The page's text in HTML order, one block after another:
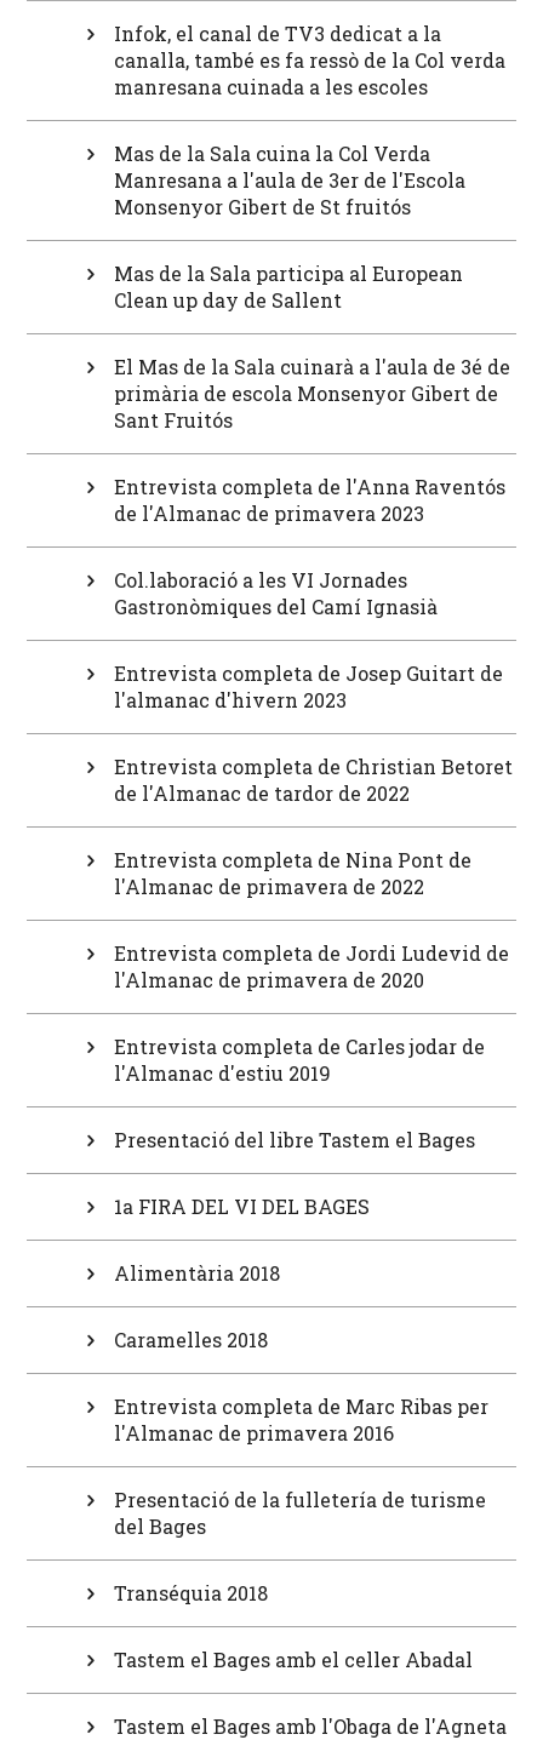
Infok, el canal de TV3 dedicat a la
canalla, també es fa ressò de la Col verda
manresana cuinada a les escoles
Mas de la Sala cuina la Col Verda
Manresana a l'aula de 3er de l'Escola
Monsenyor Gibert de St fruitós
Mas de la Sala participa al European
Clean up day de Sallent
El Mas de la Sala cuinarà a l'aula de 3é de
primària de escola Monsenyor Gibert de
Sant Fruitós
Entrevista completa de l'Anna Raventós
de l'Almanac de primavera 2023
Col.laboració a les VI Jornades
Gastronòmiques del Camí Ignasià
Entrevista completa de Josep Guitart de
l'almanac d'hivern 2023
Entrevista completa de Christian Betoret
de l'Almanac de tardor de 2022
Entrevista completa de Nina Pont de
l'Almanac de primavera de 2022
Entrevista completa de Jordi Ludevid de
l'Almanac de primavera de 2020
Entrevista completa de Carles jodar de
l'Almanac d'estiu 2019
Presentació del libre Tastem el Bages
1a FIRA DEL VI DEL BAGES
Alimentària 2018
Caramelles 2018
Entrevista completa de Marc Ribas per
l'Almanac de primavera 2016
Presentació de la fulletería de turisme
del Bages
Transéquia 2018
Tastem el Bages amb el celler Abadal
Tastem el Bages amb l'Obaga de l'Agneta